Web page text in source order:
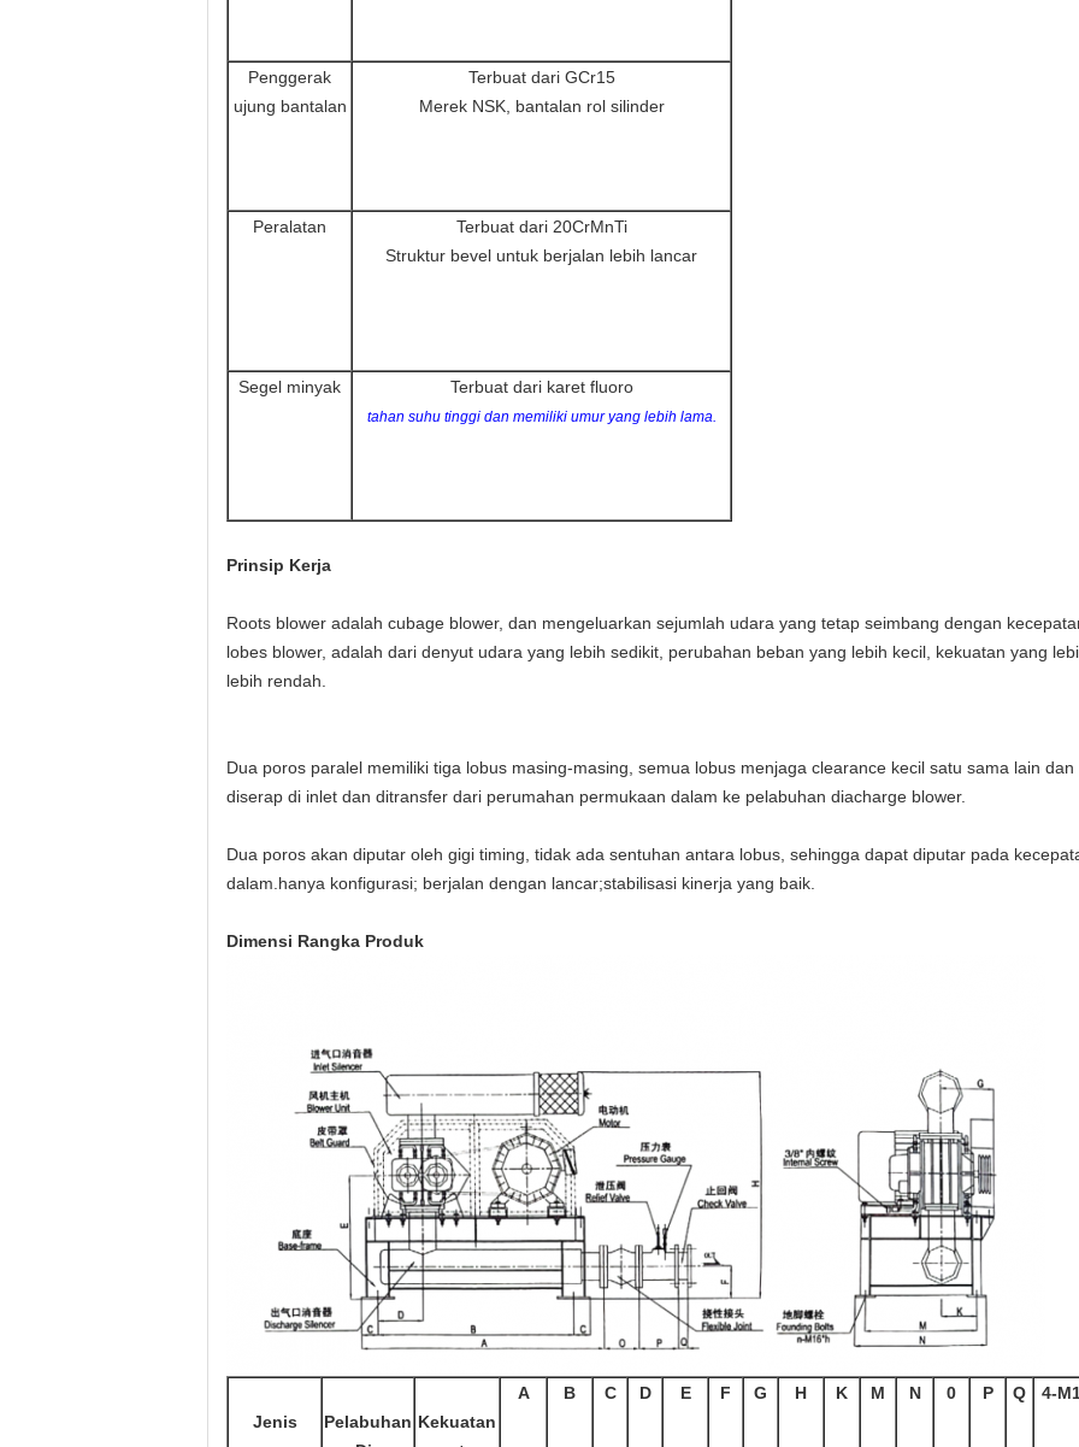
Penggerak
ujung bantalan
Terbuat dari GCr15
Merek NSK, bantalan rol silinder
Peralatan
Terbuat dari 20CrMnTi
Struktur bevel untuk berjalan lebih lancar
Segel minyak Terbuat dari karet fluoro
tahan suhu tinggi dan memiliki umur yang lebih lama.
Prinsip Kerja
Roots blower adalah cubage blower, dan mengeluarkan sejumlah udara yang tetap seimbang dengan
lobes blower, adalah dari denyut udara yang lebih sedikit, perubahan beban yang lebih kecil, kekuatan yang
lebih rendah.
Dua poros paralel memiliki tiga lobus masing-masing, semua lobus menjaga clearance kecil satu sama lain
diserap di inlet dan ditransfer dari perumahan permukaan dalam ke pelabuhan diacharge blower.
Dua poros akan diputar oleh gigi timing, tidak ada sentuhan antara lobus, sehingga dapat diputar pada
dalam.hanya konfigurasi; berjalan dengan lancar;stabilisasi kinerja yang baik.
Dimensi Rangka Produk
Jenis
Pelabuhan Kekuatan
A B C D E F G H K M N 0 P Q
4-